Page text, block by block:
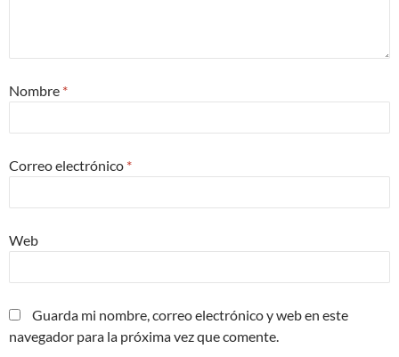
Nombre *
Correo electrónico *
Web
Guarda mi nombre, correo electrónico y web en este
navegador para la próxima vez que comente.